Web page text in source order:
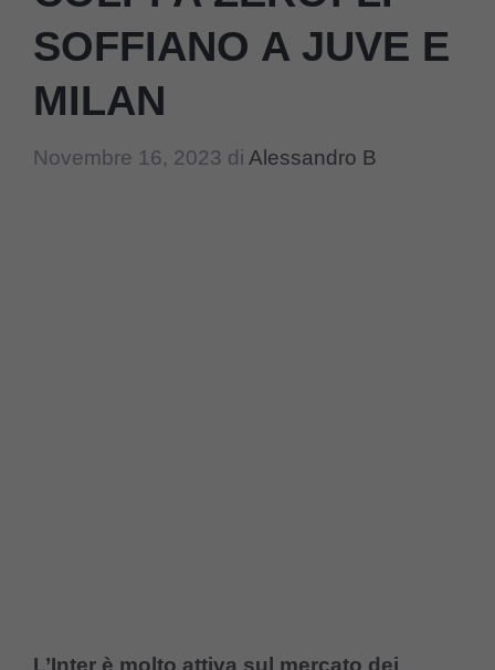
SOFFIANO A JUVE E
MILAN
Novembre 16, 2023 di Alessandro B
L’Inter è molto attiva sul mercato dei